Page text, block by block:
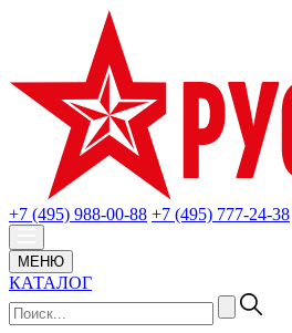
+7 (495) 988-00-88 +7 (495) 777-24-38
МЕНЮ
КАТАЛОГ